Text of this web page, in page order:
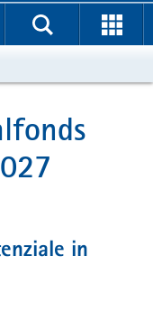
in